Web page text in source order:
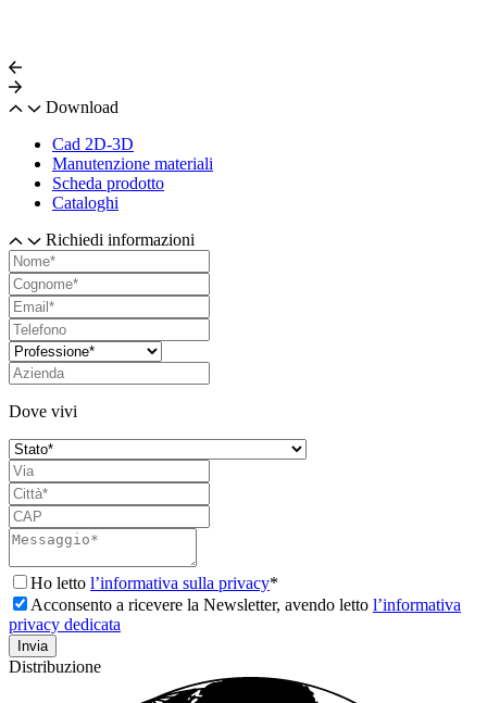
Download
Cad 2D-3D
Manutenzione materiali
Scheda prodotto
Cataloghi
Richiedi informazioni
Dove vivi
Ho letto l’informativa sulla privacy*
Acconsento a ricevere la Newsletter, avendo letto l’informativa
privacy dedicata
Distribuzione